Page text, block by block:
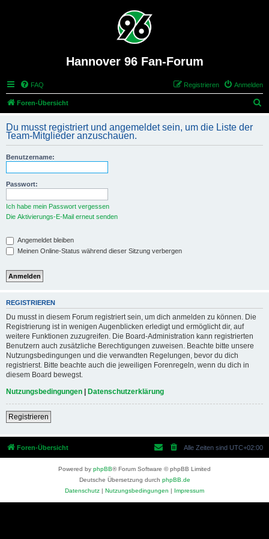
Hannover 96 Fan-Forum
FAQ Anmelden
Registrieren
Foren-Übersicht
h
Du musst registriert und angemeldet sein, um die Liste der
Team-Mitglieder anzuschauen.
Benutzername:
Passwort:
Ich habe mein Passwort vergessen
Die Aktivierungs-E-Mail erneut senden
Angemeldet bleiben
Meinen Online-Status während dieser Sitzung verbergen
REGISTRIEREN
Du musst in diesem Forum registriert sein, um dich anmelden zu können. Die
Registrierung ist in wenigen Augenblicken erledigt und ermöglicht dir, auf
weitere Funktionen zuzugreifen. Die Board-Administration kann registrierten
Benutzern auch zusätzliche Berechtigungen zuweisen. Beachte bitte unsere
Nutzungsbedingungen und die verwandten Regelungen, bevor du dich
registrierst. Bitte beachte auch die jeweiligen Forenregeln, wenn du dich in
diesem Board bewegst.
Nutzungsbedingungen | Datenschutzerklärung
Registrieren
Foren-Übersicht Alle Zeiten sind UTC+02:00
Powered by phpBB® Forum Software © phpBB Limited
Deutsche Übersetzung durch phpBB.de
Datenschutz | Nutzungsbedingungen | Impressum